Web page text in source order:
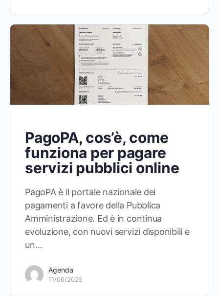
PagoPA, cos’è, come
funziona per pagare
servizi pubblici online
PagoPA è il portale nazionale dei
pagamenti a favore della Pubblica
Amministrazione. Ed è in continua
evoluzione, con nuovi servizi disponibili e
un…
Agenda
11/06/2025